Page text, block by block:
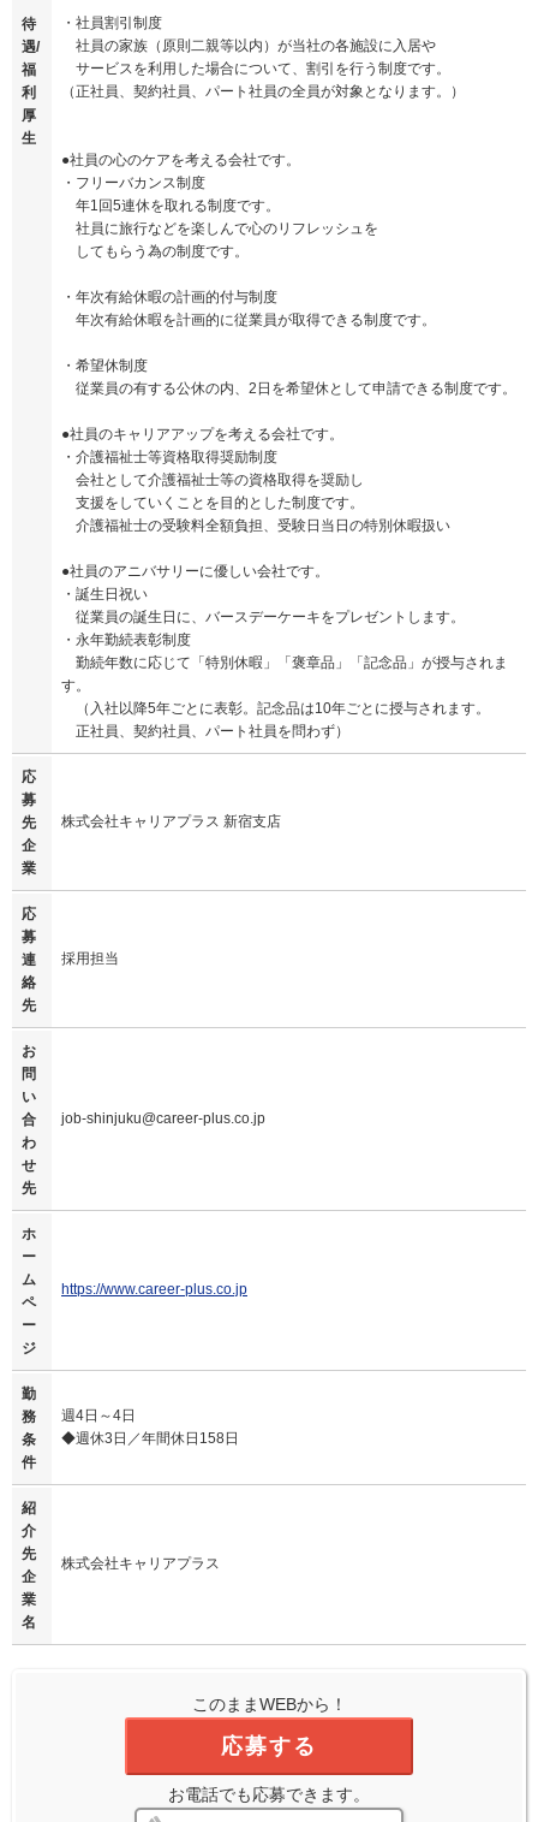
待
遇/
福
利
厚
生
・社員割引制度
社員の家族（原則二親等以内）が当社の各施設に入居や
サービスを利用した場合について、割引を行う制度です。
（正社員、契約社員、パート社員の全員が対象となります。）
●社員の心のケアを考える会社です。
・フリーバカンス制度
年1回5連休を取れる制度です。
社員に旅行などを楽しんで心のリフレッシュを
してもらう為の制度です。
・年次有給休暇の計画的付与制度
年次有給休暇を計画的に従業員が取得できる制度です。
・希望休制度
従業員の有する公休の内、2日を希望休として申請できる制度です。
●社員のキャリアアップを考える会社です。
・介護福祉士等資格取得奨励制度
会社として介護福祉士等の資格取得を奨励し
支援をしていくことを目的とした制度です。
介護福祉士の受験料全額負担、受験日当日の特別休暇扱い
●社員のアニバサリーに優しい会社です。
・誕生日祝い
従業員の誕生日に、バースデーケーキをプレゼントします。
・永年勤続表彰制度
勤続年数に応じて「特別休暇」「褒章品」「記念品」が授与されま
す。
（入社以降5年ごとに表彰。記念品は10年ごとに授与されます。
正社員、契約社員、パート社員を問わず）
応
募
先
企
業
株式会社キャリアプラス 新宿支店
応
募
連
絡
先
採用担当
お
問
い
合
わ
せ
先
job-shinjuku@career-plus.co.jp
ホ
ー
ム
ペ
ー
ジ
https://www.career-plus.co.jp
勤
務
条
件
週4日～4日
◆週休3日／年間休日158日
紹
介
先
企
業
名
株式会社キャリアプラス
このままWEBから！
応募する
お電話でも応募できます。